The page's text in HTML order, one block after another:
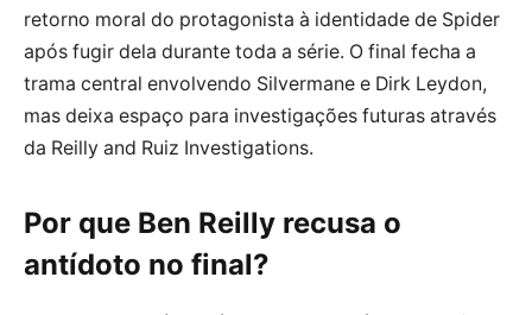
retorno moral do protagonista à identidade de Spider
após fugir dela durante toda a série. O final fecha a
trama central envolvendo Silvermane e Dirk Leydon,
mas deixa espaço para investigações futuras através
da Reilly and Ruiz Investigations.
Por que Ben Reilly recusa o
antídoto no final?